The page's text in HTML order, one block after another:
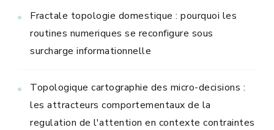
Fractale topologie domestique : pourquoi les
routines numeriques se reconfigure sous
surcharge informationnelle
Topologique cartographie des micro-decisions :
les attracteurs comportementaux de la
regulation de l'attention en contexte contraintes